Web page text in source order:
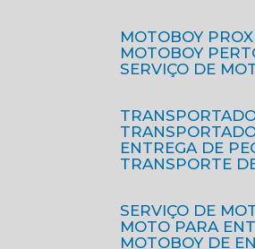
MOTOBOY
MOTOBOY
SERVIÇO DE
ENTREGA DE
TRANSPORTE
SERVIÇO DE
MOTO PARA
MOTOBOY DE